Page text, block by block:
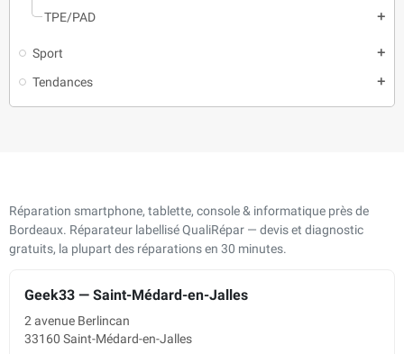
TPE/PAD add
Sport add
Tendances add
Réparation smartphone, tablette, console & informatique près de
Bordeaux. Réparateur labellisé QualiRépar — devis et diagnostic
gratuits, la plupart des réparations en 30 minutes.
Geek33 — Saint-Médard-en-Jalles
2 avenue Berlincan
33160 Saint-Médard-en-Jalles